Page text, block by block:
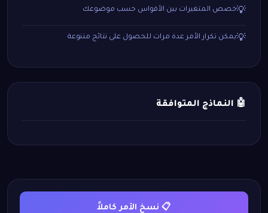
💡خصص المتغيرات بين الأقواس حسب موضوعك
💡يمكن تكرار الأمر عدة مرات للحصول على نتائج متنوعة
🤖 النماذج المتوافقة
📋 نسخ الأمر كاملاً